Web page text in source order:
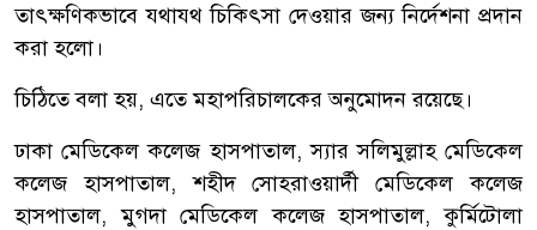
তাৎক্ষণিকভাবে যথাযথ চিকিৎসা দেওয়ার জন্য নির্দেশনা প্রদান
করা হলো।
চিঠিতে বলা হয়, এতে মহাপরিচালকের অনুমোদন রয়েছে।
ঢাকা মেডিকেল কলেজ হাসপাতাল, স্যার সলিমুল্লাহ মেডিকেল
কলেজ হাসপাতাল, শহীদ সোহরাওয়ার্দী মেডিকেল কলেজ
হাসপাতাল, মুগদা মেডিকেল কলেজ হাসপাতাল, কুর্মিটোলা